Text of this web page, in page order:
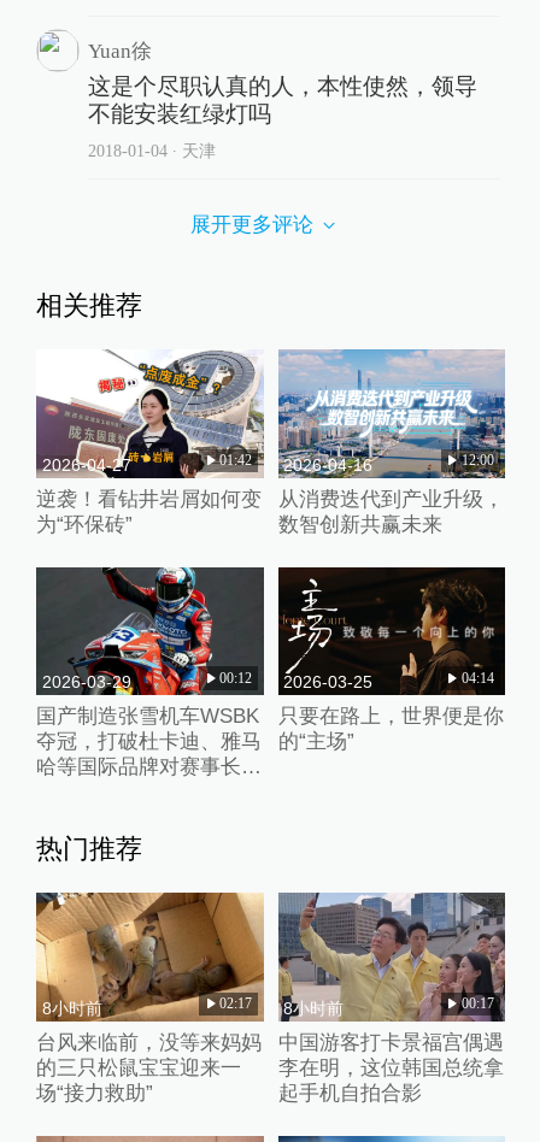
Yuan徐
这是个尽职认真的人，本性使然，领导
不能安装红绿灯吗
2018-01-04∙ 天津
展开更多评论
相关推荐
2026-04-27 01:42
逆袭！看钻井岩屑如何变
为“环保砖”
2026-04-16 12:00
从消费迭代到产业升级，
数智创新共赢未来
2026-03-29 00:12
国产制造张雪机车WSBK
夺冠，打破杜卡迪、雅马
哈等国际品牌对赛事长期
2026-03-25 04:14
只要在路上，世界便是你
的“主场”
热门推荐
8小时前 02:17
台风来临前，没等来妈妈
的三只松鼠宝宝迎来一
场“接力救助”
8小时前 00:17
中国游客打卡景福宫偶遇
李在明，这位韩国总统拿
起手机自拍合影